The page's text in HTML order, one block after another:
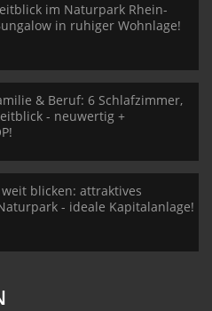
im Naturpark Rhein-
in ruhiger Wohnlage!
& Beruf: 6 Schlafzimmer,
- neuwertig +
blicken: attraktives
- ideale Kapitalanlage!